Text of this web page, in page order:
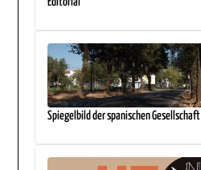
Spiegelbild der spanischen Gesellschaft